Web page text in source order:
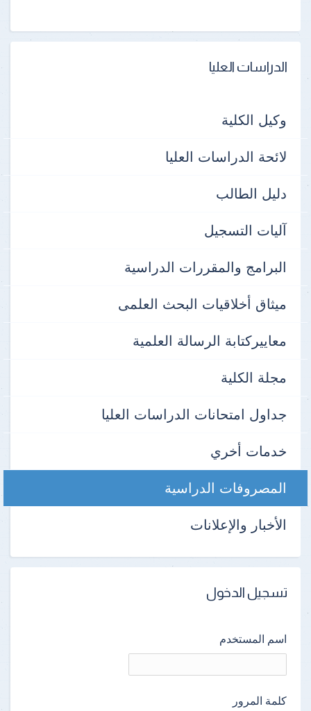
الدراسات العليا
وكيل الكلية
لائحة الدراسات العليا
دليل الطالب
آليات التسجيل
البرامج والمقررات الدراسية
ميثاق أخلاقيات البحث العلمى
معاييركتابة الرسالة العلمية
مجلة الكلية
جداول امتحانات الدراسات العليا
خدمات أخري
المصروفات الدراسية
الأخبار والإعلانات
تسجيل الدخول
اسم المستخدم
كلمة المرور